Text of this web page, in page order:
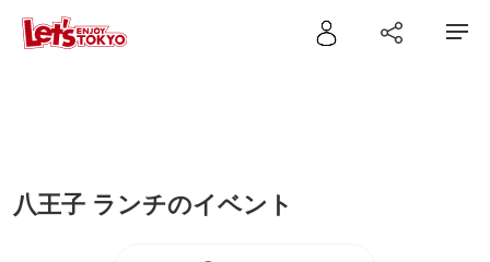
八王子 ランチのイベント